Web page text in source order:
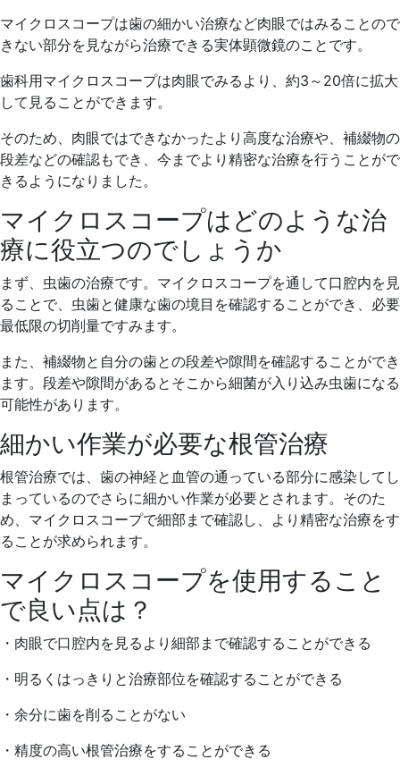
マイクロスコープは歯の細かい治療など肉眼ではみることので
きない部分を見ながら治療できる実体顕微鏡のことです。
歯科用マイクロスコープは肉眼でみるより、約3～20倍に拡大
して見ることができます。
そのため、肉眼ではできなかったより高度な治療や、補綴物の
段差などの確認もでき、今までより精密な治療を行うことがで
きるようになりました。
マイクロスコープはどのような治
療に役立つのでしょうか
まず、虫歯の治療です。マイクロスコープを通して口腔内を見
ることで、虫歯と健康な歯の境目を確認することができ、必要
最低限の切削量ですみます。
また、補綴物と自分の歯との段差や隙間を確認することができ
ます。段差や隙間があるとそこから細菌が入り込み虫歯になる
可能性があります。
細かい作業が必要な根管治療
根管治療では、歯の神経と血管の通っている部分に感染してし
まっているのでさらに細かい作業が必要とされます。そのた
め、マイクロスコープで細部まで確認し、より精密な治療をす
ることが求められます。
マイクロスコープを使用すること
で良い点は？
・肉眼で口腔内を見るより細部まで確認することができる
・明るくはっきりと治療部位を確認することができる
・余分に歯を削ることがない
・精度の高い根管治療をすることができる